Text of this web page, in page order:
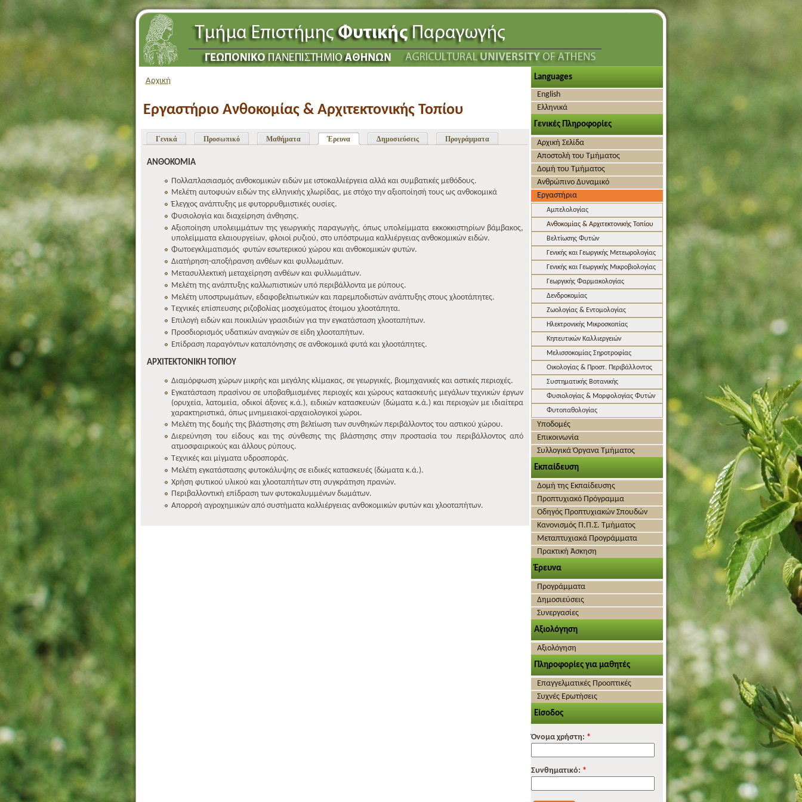
Αρχική
Εργαστήριο Ανθοκομίας & Αρχιτεκτονικής Τοπίου
Γενικά Προσωπικό Μαθήματα Έρευνα Δημοσιεύσεις Προγράμματα
ΑΝΘΟΚΟΜΙΑ
Πολλαπλασιασμός ανθοκομικών ειδών με ιστοκαλλιέργεια αλλά και συμβατικές μεθόδους.
Μελέτη αυτοφυών ειδών της ελληνικής χλωρίδας, με στόχο την αξιοποίησή τους ως ανθοκομικά
Έλεγχος ανάπτυξης με φυτορρυθμιστικές ουσίες.
Φυσιολογία και διαχείρηση άνθησης.
Αξιοποίηση υπολειμμάτων της γεωργικής παραγωγής, όπως υπολείμματα εκκοκκιστηρίων βάμβακος,
υπολείμματα ελαιουργείων, φλοιοί ρυζιού, στο υπόστρωμα καλλιέργειας ανθοκομικών ειδών.
Φωτοεγκλιματισμός φυτών εσωτερικού χώρου και ανθοκομικών φυτών.
Διατήρηση-αποξήρανση ανθέων και φυλλωμάτων.
Μετασυλλεκτική μεταχείρηση ανθέων και φυλλωμάτων.
Μελέτη της ανάπτυξης καλλωπιστικών υπό περιβάλλοντα με ρύπους.
Μελέτη υποστρωμάτων, εδαφοβελτιωτικών και παρεμποδιστών ανάπτυξης στους χλοοτάπητες.
Τεχνικές επίσπευσης ριζοβολίας μοσχεύματος έτοιμου χλοοτάπητα.
Επιλογή ειδών και ποικιλιών γρασιδιών για την εγκατάσταση χλοοταπήτων.
Προσδιορισμός υδατικών αναγκών σε είδη χλοοταπήτων.
Επίδραση παραγόντων καταπόνησης σε ανθοκομικά φυτά και χλοοτάπητες.
ΑΡΧΙΤΕΚΤΟΝΙΚΗ ΤΟΠΙΟΥ
Διαμόρφωση χώρων μικρής και μεγάλης κλίμακας, σε γεωργικές, βιομηχανικές και αστικές περιοχές.
Εγκατάσταση πρασίνου σε υποβαθμισμένες περιοχές και χώρους κατασκευής μεγάλων τεχνικών έργων
(ορυχεία, λατομεία, οδικοί άξονες κ.ά.), ειδικών κατασκευών (δώματα κ.ά.) και περιοχών με ιδιαίτερα
χαρακτηριστικά, όπως μνημειακοί-αρχαιολογικοί χώροι.
Μελέτη της δομής της βλάστησης στη βελτίωση των συνθηκών περιβάλλοντος του αστικού χώρου.
Διερεύνηση του είδους και της σύνθεσης της βλάστησης στην προστασία του περιβάλλοντος από
ατμοσφαιρικούς και άλλους ρύπους.
Τεχνικές και μίγματα υδροσποράς.
Μελέτη εγκατάστασης φυτοκάλυψης σε ειδικές κατασκευές (δώματα κ.ά.).
Χρήση φυτικού υλικού και χλοοταπήτων στη συγκράτηση πρανών.
Περιβαλλοντική επίδραση των φυτοκαλυμμένων δωμάτων.
Απορροή αγροχημικών από συστήματα καλλιέργειας ανθοκομικών φυτών και χλοοταπήτων.
Languages
English
Ελληνικά
Γενικές Πληροφορίες
Αρχική Σελίδα
Αποστολή του Τμήματος
Δομή του Τμήματος
Ανθρώπινο Δυναμικό
Εργαστήρια
Αμπελολογίας
Ανθοκομίας & Αρχιτεκτονικής Τοπίου
Βελτίωσης Φυτών
Γενικής και Γεωργικής Μετεωρολογίας
Γενικής και Γεωργικής Μικροβιολογίας
Γεωργικής Φαρμακολογίας
Δενδροκομίας
Ζωολογίας & Εντομολογίας
Ηλεκτρονικής Μικροσκοπίας
Κηπευτικών Καλλιεργειών
Μελισσοκομίας Σηροτροφίας
Οικολογίας & Προστ. Περιβάλλοντος
Συστηματικής Βοτανικής
Φυσιολογίας & Μορφολογίας Φυτών
Φυτοπαθολογίας
Υποδομές
Επικοινωνία
Συλλογικά Όργανα Τμήματος
Εκπαίδευση
Δομή της Εκπαίδευσης
Προπτυχιακό Πρόγραμμα
Οδηγός Προπτυχιακών Σπουδών
Κανονισμός Π.Π.Σ. Τμήματος
Μεταπτυχιακά Προγράμματα
Πρακτική Άσκηση
Έρευνα
Προγράμματα
Δημοσιεύσεις
Συνεργασίες
Αξιολόγηση
Αξιολόγηση
Πληροφορίες για μαθητές
Επαγγελματικές Προοπτικές
Συχνές Ερωτήσεις
Είσοδος
Όνομα χρήστη: *
Συνθηματικό: *